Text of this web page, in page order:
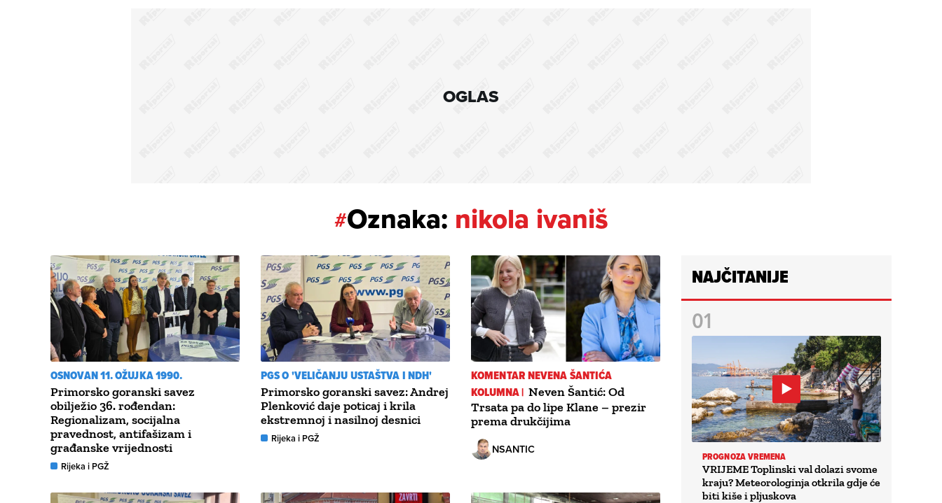
OGLAS
#Oznaka: nikola ivaniš
OSNOVAN 11. OŽUJKA 1990.
Primorsko goranski savez
obilježio 36. rođendan:
Regionalizam, socijalna
pravednost, antifašizam i
građanske vrijednosti
Rijeka i PGŽ
PGS O 'VELIČANJU USTAŠTVA I NDH'
Primorsko goranski savez: Andrej
Plenković daje poticaj i krila
ekstremnoj i nasilnoj desnici
Rijeka i PGŽ
KOMENTAR NEVENA ŠANTIĆA
KOLUMNA | Neven Šantić: Od
Trsata pa do lipe Klane – prezir
prema drukčijima
NSANTIC
NAJČITANIJE
PROGNOZA VREMENA
VRIJEME Toplinski val dolazi svome
kraju? Meteorologinja otkrila gdje će
biti kiše i pljuskova